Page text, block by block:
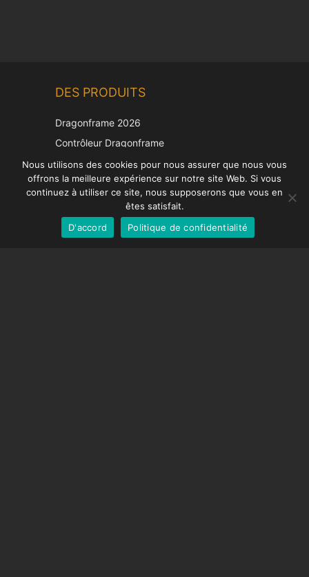
DES PRODUITS
Dragonframe 2026
Contrôleur Dragonframe
DDMX-512
DMC-32
Capuchon de correction EOS LV
Nous utilisons des cookies pour nous assurer que nous vous
offrons la meilleure expérience sur notre site Web. Si vous
continuez à utiliser ce site, nous supposerons que vous en
êtes satisfait.
D'accord
Politique de confidentialité
French
German
Spanish